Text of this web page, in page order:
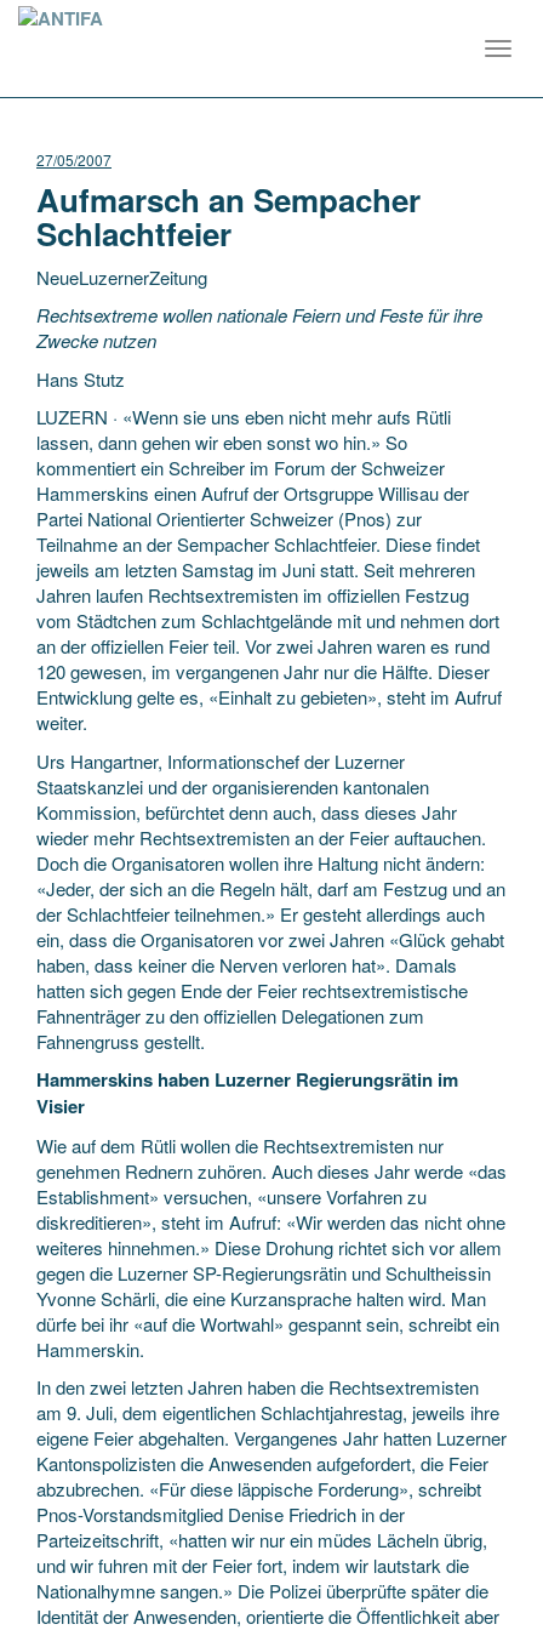
27/05/2007
Aufmarsch an Sempacher
Schlachtfeier
NeueLuzernerZeitung
Rechtsextreme wollen nationale Feiern und Feste für ihre
Zwecke nutzen
Hans Stutz
LUZERN · «Wenn sie uns eben nicht mehr aufs Rütli
lassen, dann gehen wir eben sonst wo hin.» So
kommentiert ein Schreiber im Forum der Schweizer
Hammerskins einen Aufruf der Ortsgruppe Willisau der
Partei National Orientierter Schweizer (Pnos) zur
Teilnahme an der Sempacher Schlachtfeier. Diese findet
jeweils am letzten Samstag im Juni statt. Seit mehreren
Jahren laufen Rechtsextremisten im offiziellen Festzug
vom Städtchen zum Schlachtgelände mit und nehmen dort
an der offiziellen Feier teil. Vor zwei Jahren waren es rund
120 gewesen, im vergangenen Jahr nur die Hälfte. Dieser
Entwicklung gelte es, «Einhalt zu gebieten», steht im Aufruf
weiter.
Urs Hangartner, Informationschef der Luzerner
Staatskanzlei und der organisierenden kantonalen
Kommission, befürchtet denn auch, dass dieses Jahr
wieder mehr Rechtsextremisten an der Feier auftauchen.
Doch die Organisatoren wollen ihre Haltung nicht ändern:
«Jeder, der sich an die Regeln hält, darf am Festzug und an
der Schlachtfeier teilnehmen.» Er gesteht allerdings auch
ein, dass die Organisatoren vor zwei Jahren «Glück gehabt
haben, dass keiner die Nerven verloren hat». Damals
hatten sich gegen Ende der Feier rechtsextremistische
Fahnenträger zu den offiziellen Delegationen zum
Fahnengruss gestellt.
Hammerskins haben Luzerner Regierungsrätin im
Visier
Wie auf dem Rütli wollen die Rechtsextremisten nur
genehmen Rednern zuhören. Auch dieses Jahr werde «das
Establishment» versuchen, «unsere Vorfahren zu
diskreditieren», steht im Aufruf: «Wir werden das nicht ohne
weiteres hinnehmen.» Diese Drohung richtet sich vor allem
gegen die Luzerner SP-Regierungsrätin und Schultheissin
Yvonne Schärli, die eine Kurzansprache halten wird. Man
dürfe bei ihr «auf die Wortwahl» gespannt sein, schreibt ein
Hammerskin.
In den zwei letzten Jahren haben die Rechtsextremisten
am 9. Juli, dem eigentlichen Schlachtjahrestag, jeweils ihre
eigene Feier abgehalten. Vergangenes Jahr hatten Luzerner
Kantonspolizisten die Anwesenden aufgefordert, die Feier
abzubrechen. «Für diese läppische Forderung», schreibt
Pnos-Vorstandsmitglied Denise Friedrich in der
Parteizeitschrift, «hatten wir nur ein müdes Lächeln übrig,
und wir fuhren mit der Feier fort, indem wir lautstark die
Nationalhymne sangen.» Die Polizei überprüfte später die
Identität der Anwesenden, orientierte die Öffentlichkeit aber